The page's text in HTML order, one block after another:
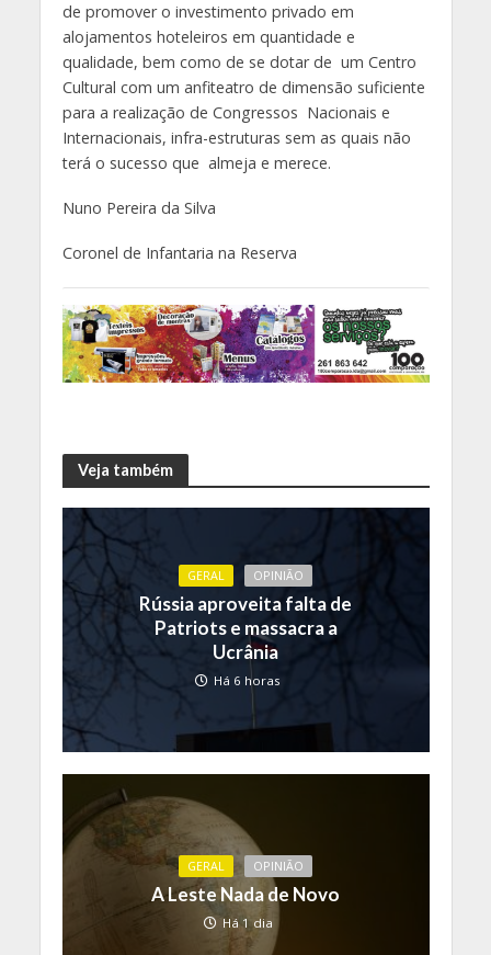
de promover o investimento privado em
alojamentos hoteleiros em quantidade e
qualidade, bem como de se dotar de um Centro
Cultural com um anfiteatro de dimensão suficiente
para a realização de Congressos Nacionais e
Internacionais, infra-estruturas sem as quais não
terá o sucesso que almeja e merece.
Nuno Pereira da Silva
Coronel de Infantaria na Reserva
Veja também
GERAL OPINIÃO
Rússia aproveita falta de
Patriots e massacra a
Ucrânia
Há 6 horas
GERAL OPINIÃO
A Leste Nada de Novo
Há 1 dia